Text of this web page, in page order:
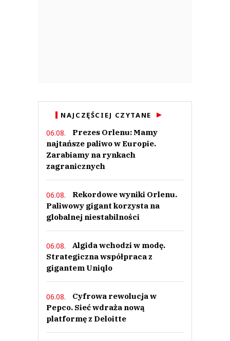
NAJCZĘŚCIEJ CZYTANE
06.08.
Prezes Orlenu: Mamy
najtańsze paliwo w Europie.
Zarabiamy na rynkach
zagranicznych
06.08.
Rekordowe wyniki Orlenu.
Paliwowy gigant korzysta na
globalnej niestabilności
06.08.
Algida wchodzi w modę.
Strategiczna współpraca z
gigantem Uniqlo
06.08.
Cyfrowa rewolucja w
Pepco. Sieć wdraża nową
platformę z Deloitte